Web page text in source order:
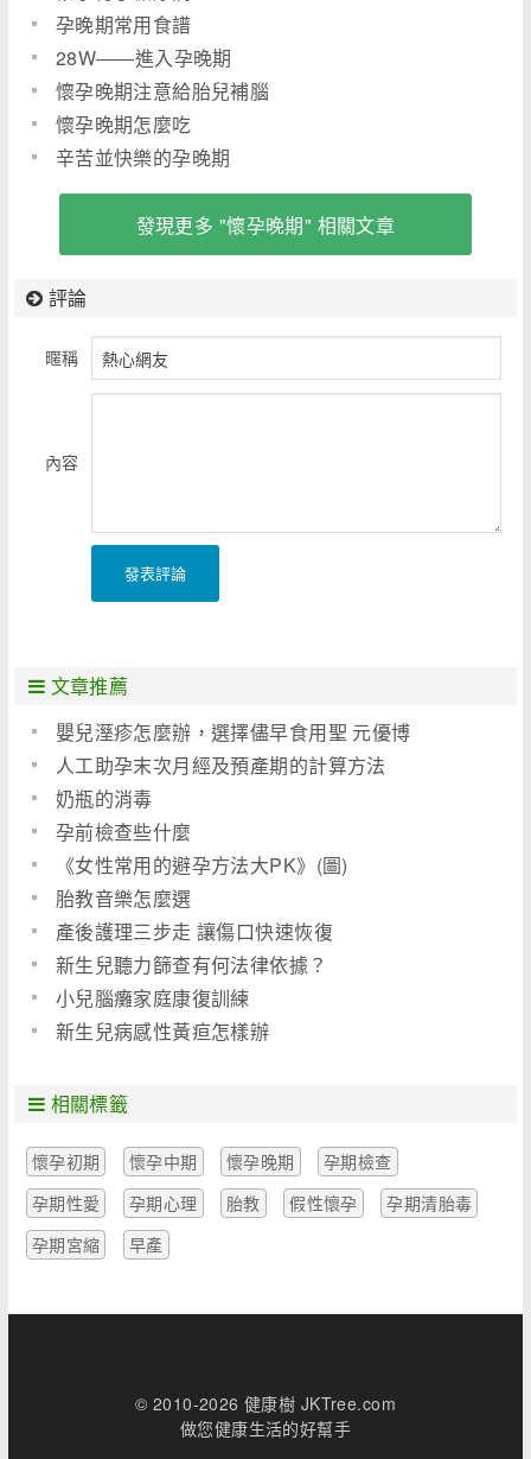
孕晚期常用食譜
28W――進入孕晚期
懷孕晚期注意給胎兒補腦
懷孕晚期怎麼吃
辛苦並快樂的孕晚期
發現更多 "懷孕晚期" 相關文章
評論
暱稱
內容
發表評論
文章推薦
嬰兒溼疹怎麼辦，選擇儘早食用聖 元優博
人工助孕末次月經及預產期的計算方法
奶瓶的消毒
孕前檢查些什麼
《女性常用的避孕方法大PK》(圖)
胎教音樂怎麼選
產後護理三步走 讓傷口快速恢復
新生兒聽力篩查有何法律依據？
小兒腦癱家庭康復訓練
新生兒病感性黃疸怎樣辦
相關標籤
懷孕初期 懷孕中期 懷孕晚期
孕期檢查
孕期性愛
孕期心理 胎教 假性懷孕
孕期清胎毒
孕期宮縮
早產
© 2010-2026 健康樹 JKTree.com
做您健康生活的好幫手